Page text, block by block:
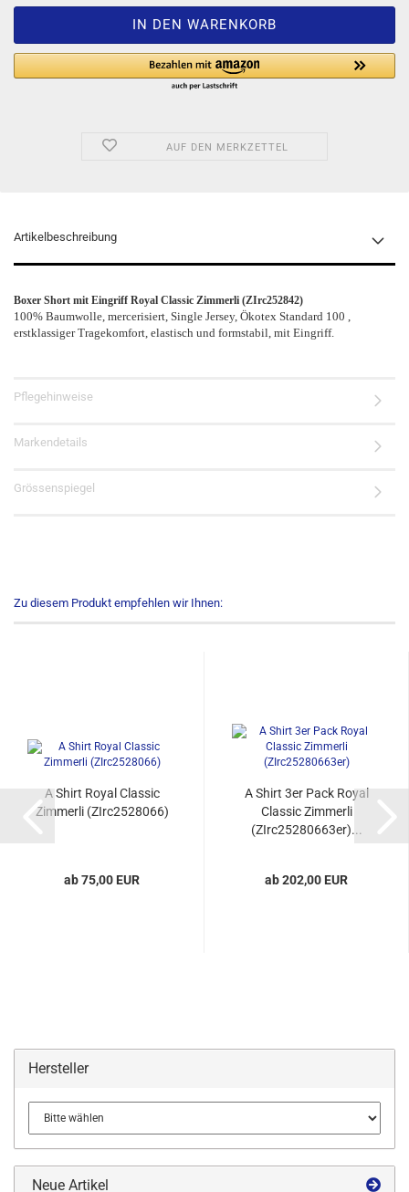
AUF DEN MERKZETTEL
Artikelbeschreibung
Boxer Short mit Eingriff Royal Classic Zimmerli (ZIrc252842)
100% Baumwolle, mercerisiert, Single Jersey, Ökotex Standard 100 ,
erstklassiger Tragekomfort, elastisch und formstabil, mit Eingriff.
Pflegehinweise
Markendetails
Grössenspiegel
Zu diesem Produkt empfehlen wir Ihnen:
A Shirt Royal Classic
Zimmerli (ZIrc2528066)
ab 75,00 EUR
A Shirt 3er Pack Royal
Classic Zimmerli
(ZIrc25280663er)...
ab 202,00 EUR
Hersteller
Neue Artikel